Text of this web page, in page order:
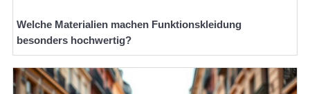
Welche Materialien machen Funktionskleidung
besonders hochwertig?